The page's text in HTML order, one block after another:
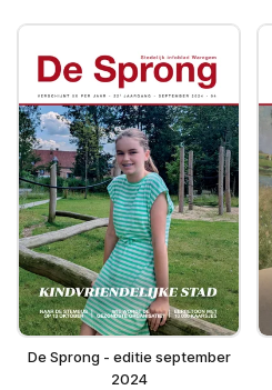
De Sprong - editie september
2024